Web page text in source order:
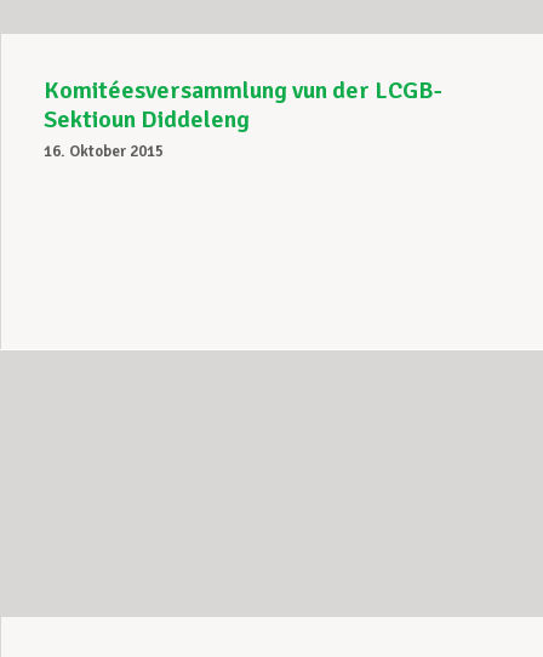
Komitéesversammlung vun der LCGB-
Sektioun Diddeleng
16. Oktober 2015